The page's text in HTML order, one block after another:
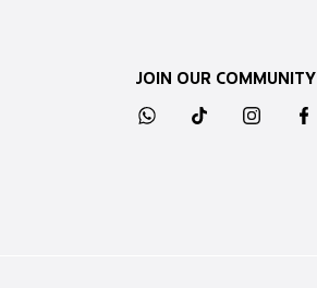
JOIN OUR COMMUNITY
facebook
instagram
tiktok
whatsapp